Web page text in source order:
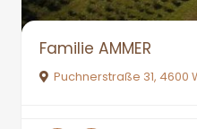
Familie AMMER
Puchnerstraße 31, 4600